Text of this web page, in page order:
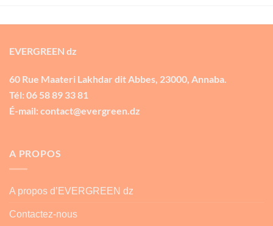
EVERGREEN dz
60 Rue Maateri Lakhdar dit Abbes, 23000, Annaba.
Tél: 06 58 89 33 81
É-mail: contact@evergreen.dz
A PROPOS
A propos d’EVERGREEN dz
Contactez-nous